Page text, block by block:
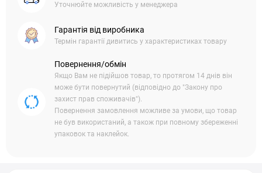
Уточнюйте можливість у менеджера
Гарантія від виробника
Термін гарантії дивитись у характеристиках товару
Повернення/обмін
Якщо Вам не підійшов товар, то протягом 14 днів він
може бути повернутий (відповідно до "Закону про
захист прав споживачів").
Повернення замовлення можливе за умови, що товар
не був використаний, а також при повному збереженні
упаковок та наклейок.